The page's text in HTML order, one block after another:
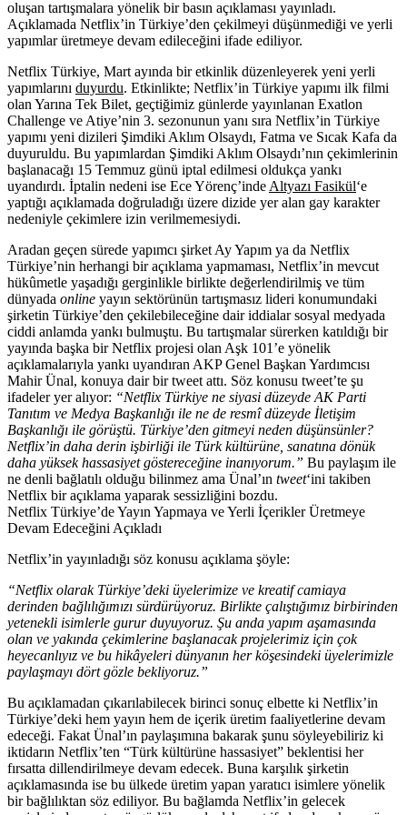
oluşan tartışmalara yönelik bir basın açıklaması yayınladı.
Açıklamada Netflix’in Türkiye’den çekilmeyi düşünmediği ve yerli
yapımlar üretmeye devam edileceğini ifade ediliyor.
Netflix Türkiye, Mart ayında bir etkinlik düzenleyerek yeni yerli
yapımlarını duyurdu. Etkinlikte; Netflix’in Türkiye yapımı ilk filmi
olan Yarına Tek Bilet, geçtiğimiz günlerde yayınlanan Exatlon
Challenge ve Atiye’nin 3. sezonunun yanı sıra Netflix’in Türkiye
yapımı yeni dizileri Şimdiki Aklım Olsaydı, Fatma ve Sıcak Kafa da
duyuruldu. Bu yapımlardan Şimdiki Aklım Olsaydı’nın çekimlerinin
başlanacağı 15 Temmuz günü iptal edilmesi oldukça yankı
uyandırdı. İptalin nedeni ise Ece Yörenç’inde Altyazı Fasikül‘e
yaptığı açıklamada doğruladığı üzere dizide yer alan gay karakter
nedeniyle çekimlere izin verilmemesiydi.
Aradan geçen sürede yapımcı şirket Ay Yapım ya da Netflix
Türkiye’nin herhangi bir açıklama yapmaması, Netflix’in mevcut
hükûmetle yaşadığı gerginlikle birlikte değerlendirilmiş ve tüm
dünyada online yayın sektörünün tartışmasız lideri konumundaki
şirketin Türkiye’den çekilebileceğine dair iddialar sosyal medyada
ciddi anlamda yankı bulmuştu. Bu tartışmalar sürerken katıldığı bir
yayında başka bir Netflix projesi olan Aşk 101’e yönelik
açıklamalarıyla yankı uyandıran AKP Genel Başkan Yardımcısı
Mahir Ünal, konuya dair bir tweet attı. Söz konusu tweet’te şu
ifadeler yer alıyor: “Netflix Türkiye ne siyasi düzeyde AK Parti
Tanıtım ve Medya Başkanlığı ile ne de resmî düzeyde İletişim
Başkanlığı ile görüştü. Türkiye’den gitmeyi neden düşünsünler?
Netflix’in daha derin işbirliği ile Türk kültürüne, sanatına dönük
daha yüksek hassasiyet göstereceğine inanıyorum.” Bu paylaşım ile
ne denli bağlatılı olduğu bilinmez ama Ünal’ın tweet‘ini takiben
Netflix bir açıklama yaparak sessizliğini bozdu.
Netflix Türkiye’de Yayın Yapmaya ve Yerli İçerikler Üretmeye
Devam Edeceğini Açıkladı
Netflix’in yayınladığı söz konusu açıklama şöyle:
“Netflix olarak Türkiye’deki üyelerimize ve kreatif camiaya
derinden bağlılığımızı sürdürüyoruz. Birlikte çalıştığımız birbirinden
yetenekli isimlerle gurur duyuyoruz. Şu anda yapım aşamasında
olan ve yakında çekimlerine başlanacak projelerimiz için çok
heyecanlıyız ve bu hikâyeleri dünyanın her köşesindeki üyelerimizle
paylaşmayı dört gözle bekliyoruz.”
Bu açıklamadan çıkarılabilecek birinci sonuç elbette ki Netflix’in
Türkiye’deki hem yayın hem de içerik üretim faaliyetlerine devam
edeceği. Fakat Ünal’ın paylaşımına bakarak şunu söyleyebiliriz ki
iktidarın Netflix’ten “Türk kültürüne hassasiyet” beklentisi her
fırsatta dillendirilmeye devam edecek. Buna karşılık şirketin
açıklamasında ise bu ülkede üretim yapan yaratıcı isimlere yönelik
bir bağlılıktan söz ediliyor. Bu bağlamda Netflix’in gelecek